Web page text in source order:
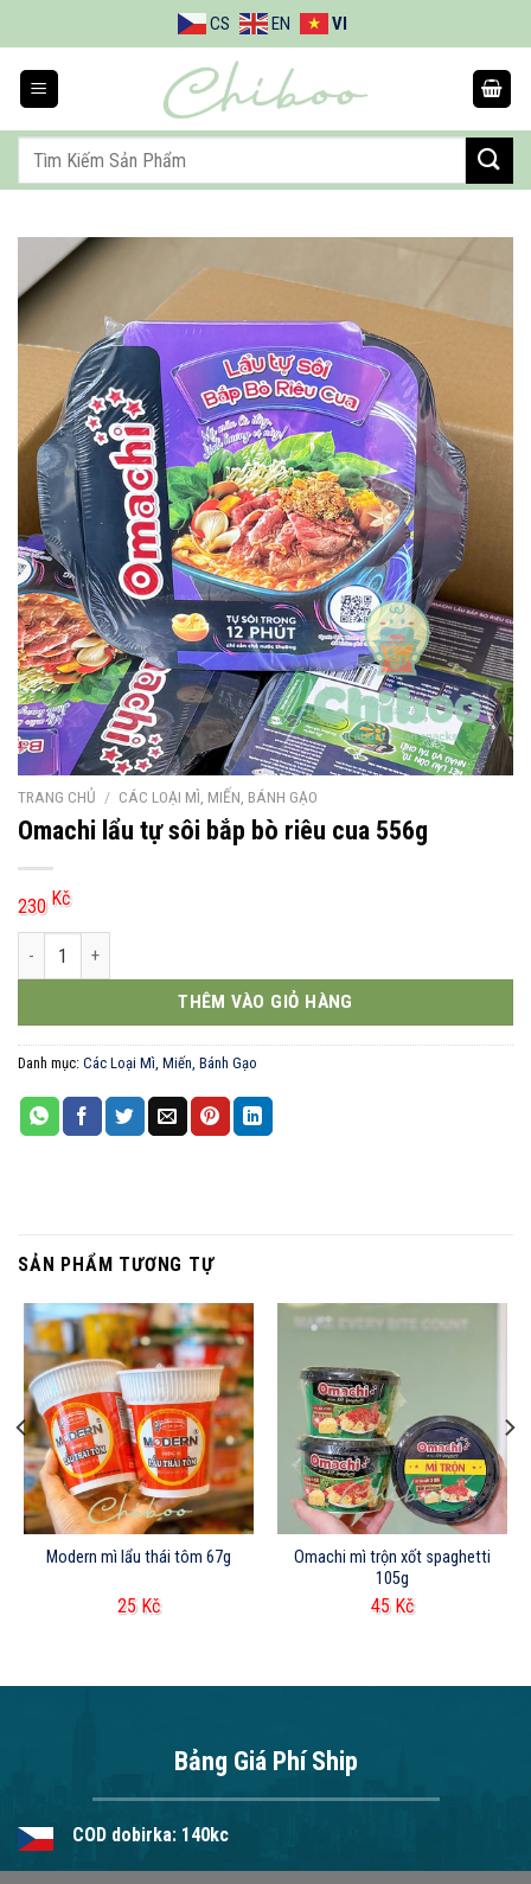
qua
dung
CS EN VI
Tìm
TRANG CHỦ / CÁC LOẠI MÌ, MIẾN, BÁNH GẠO
Omachi lẩu tự sôi bắp bò riêu cua 556g
230 Kč
Omachi lẩu tự sôi bắp bò riêu cua 556g số lượng
THÊM VÀO GIỎ HÀNG
Danh mục: Các Loại Mì, Miến, Bánh Gạo
SẢN PHẨM TƯƠNG TỰ
Modern mì lẩu thái tôm 67g
25 Kč
Omachi mì trộn xốt spaghetti
105g
45 Kč
Bảng Giá Phí Ship
COD dobirka: 140kc